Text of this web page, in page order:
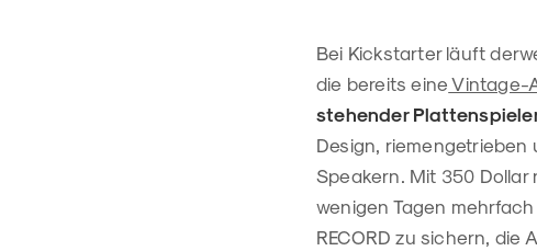
Bei Kickstarter läuft
die bereits eine Vintage-
stehender
Design,
Speakern. Mit 350
wenigen Tagen
RECORD zu sichern, die